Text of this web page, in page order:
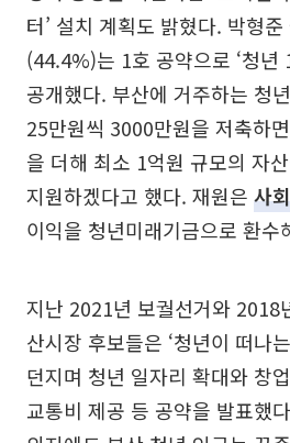
터’ 설치 계획도 밝혔다. 박형
(44.4%)는 1호 공약으로 ‘청년
공개했다. 부산에 거주하는 청
25만원씩 3000만원을 저축하
을 더해 최소 1억원 규모의 자
지원하겠다고 했다. 재원은 사
이익을 청년미래기금으로 환수
지난 2021년 보궐선거와 2018
산시장 후보들은 ‘청년이 떠나
던지며 청년 일자리 확대와 창
교통비 제공 등 공약을 발표했